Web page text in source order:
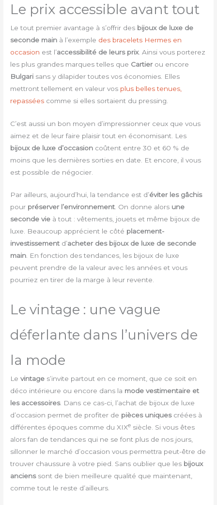
Le prix accessible avant tout
Le tout premier avantage à s’offrir des bijoux de luxe de
seconde main à l’exemple des bracelets Hermes en
occasion est l’accessibilité de leurs prix. Ainsi vous porterez
les plus grandes marques telles que Cartierou encore
Bulgari sans y dilapider toutes vos économies. Elles
mettront tellement en valeur vos plus belles tenues,
repassées comme si elles sortaient du pressing.
C’est aussi un bon moyen d’impressionner ceux que vous
aimez et de leur faire plaisir tout en économisant. Les
bijoux de luxe d’occasion coûtent entre 30 et 60 % de
moins que les dernières sorties en date. Et encore, il vous
est possible de négocier.
Par ailleurs, aujourd’hui, la tendance est d’éviter les gâchis
pour préserver l’environnement. On donne alors une
seconde vie à tout : vêtements, jouets et même bijoux de
luxe. Beaucoup apprécient le côté placement-
investissement d’acheter des bijoux de luxe de seconde
main. En fonction des tendances, les bijoux de luxe
peuvent prendre de la valeur avec les années et vous
pourriez en tirer de la marge à leur revente.
Le vintage : une vague
déferlante dans l’univers de
la mode
Levintage s’invite partout en ce moment, que ce soit en
déco intérieure ou encore dans la mode vestimentaire et
les accessoires. Dans ce cas-ci, l’achat de bijoux de luxe
d’occasion permet de profiter de pièces uniquescréées à
différentes époques comme du XIXe siècle. Si vous êtes
alors fan de tendances qui ne se font plus de nos jours,
sillonner le marché d’occasion vous permettra peut-être de
trouver chaussure à votre pied. Sans oublier que les bijoux
ancienssont de bien meilleure qualité que maintenant,
comme tout le reste d’ailleurs.